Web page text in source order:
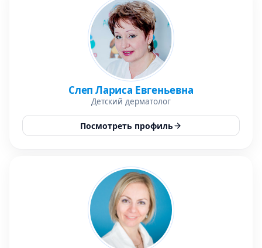
Слеп Лариса Евгеньевна
Детский дерматолог
Посмотреть профиль